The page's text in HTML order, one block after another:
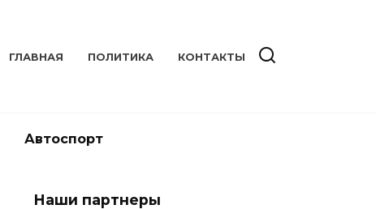
ГЛАВНАЯ ПОЛИТИКА КОНТАКТЫ
Автоспорт
Наши партнеры